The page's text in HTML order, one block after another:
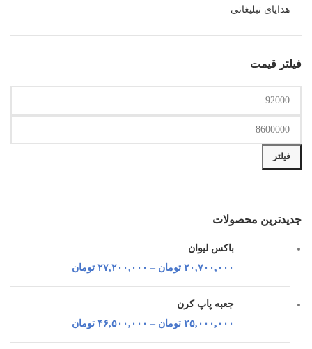
هدایای تبلیغاتی
فیلتر قیمت
حداقل
قیمت
حداکثر
قیمت
فیلتر
جدیدترین محصولات
باکس لیوان
۲۰,۷۰۰,۰۰۰ تومان – ۲۷,۲۰۰,۰۰۰ تومان
جعبه پاپ کرن
۲۵,۰۰۰,۰۰۰ تومان – ۴۶,۵۰۰,۰۰۰ تومان